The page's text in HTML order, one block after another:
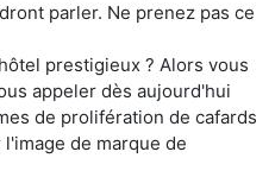
parler. Ne prenez pas ce
prestigieux ? Alors vous
appeler dès aujourd'hui
de prolifération de cafards
de marque de